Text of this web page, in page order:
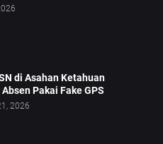
di Asahan Ketahuan
Pakai Fake GPS
2026